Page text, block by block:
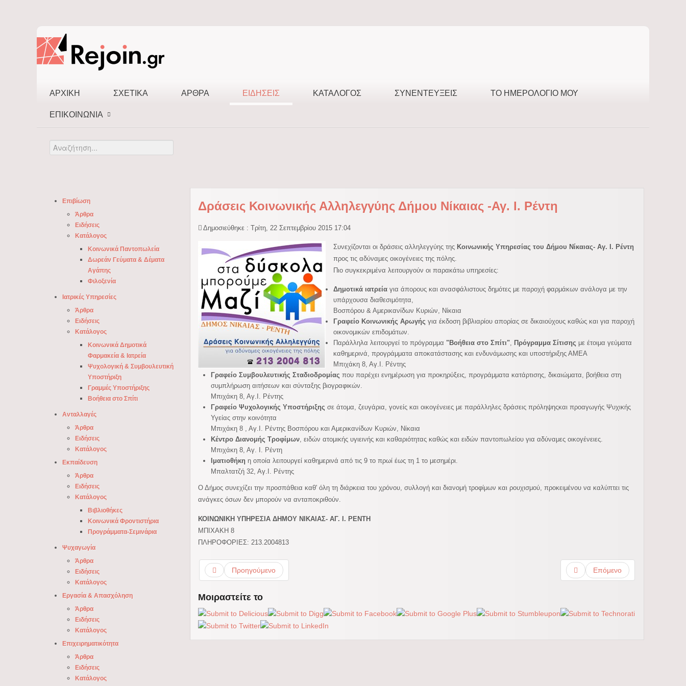
ΑΡΧΙΚΉ ΣΧΕΤΙΚΆ ΆΡΘΡΑ ΕΙΔΉΣΕΙΣ ΚΑΤΆΛΟΓΟΣ ΣΥΝΕΝΤΕΎΞΕΙΣ ΤΟ ΗΜΕΡΟΛΌΓΙΌ ΜΟΥ
ΕΠΙΚΟΙΝΩΝΊΑ
Αναζήτηση...
Δράσεις Κοινωνικής Αλληλεγγύης Δήμου Νίκαιας -Αγ. Ι. Ρέντη
Δημοσιεύθηκε : Τρίτη, 22 Σεπτεμβρίου 2015 17:04
Συνεχίζονται οι δράσεις αλληλεγγύης της Κοινωνικής Υπηρεσίας του Δήμου Νίκαιας- Αγ. Ι. Ρέντη
προς τις αδύναμες οικογένειες της πόλης.
Πιο συγκεκριμένα λειτουργούν οι παρακάτω υπηρεσίες:
Δημοτικά ιατρεία για άπορους και ανασφάλιστους δημότες με παροχή φαρμάκων ανάλογα με την
υπάρχουσα διαθεσιμότητα,
Βοσπόρου & Αμερικανίδων Κυριών, Νίκαια
Γραφείο Κοινωνικής Αρωγής για έκδοση βιβλιαρίου απορίας σε δικαιούχους καθώς και για παροχή
οικονομικών επιδομάτων.
Παράλληλα λειτουργεί το πρόγραμμα "Βοήθεια στο Σπίτι", Πρόγραμμα Σίτισης με έτοιμα γεύματα
καθημερινά, προγράμματα αποκατάστασης και ενδυνάμωσης και υποστήριξης ΑΜΕΑ
Μπιχάκη 8, Αγ.Ι. Ρέντης
Γραφείο Συμβουλευτικής Σταδιοδρομίας που παρέχει ενημέρωση για προκηρύξεις, προγράμματα κατάρτισης, δικαιώματα, βοήθεια στη
συμπλήρωση αιτήσεων και σύνταξης βιογραφικών.
Μπιχάκη 8, Αγ.Ι. Ρέντης
Γραφείο Ψυχολογικής Υποστήριξης σε άτομα, ζευγάρια, γονείς και οικογένειες με παράλληλες δράσεις πρόληψηςκαι προαγωγής Ψυχικής
Υγείας στην κοινότητα
Μπιχάκη 8 , Αγ.Ι. Ρέντης Βοσπόρου και Αμερικανίδων Κυριών, Νίκαια
Κέντρο Διανομής Τροφίμων, ειδών ατομικής υγιεινής και καθαριότητας καθώς και ειδών παντοπωλείου για αδύναμες οικογένειες.
Μπιχάκη 8, Αγ. Ι. Ρέντη
Ιματιοθήκη η οποία λειτουργεί καθημερινά από τις 9 το πρωί έως τη 1 το μεσημέρι.
Μπαλτατζή 32, Αγ.Ι. Ρέντης
Ο Δήμος συνεχίζει την προσπάθεια καθ' όλη τη διάρκεια του χρόνου, συλλογή και διανομή τροφίμων και ρουχισμού, προκειμένου να καλύπτει τις
ανάγκες όσων δεν μπορούν να ανταποκριθούν.
ΚΟΙΝΩΝΙΚΗ ΥΠΗΡΕΣΙΑ ΔΗΜΟΥ ΝΙΚΑΙΑΣ- ΑΓ. Ι. ΡΕΝΤΗ
ΜΠΙΧΑΚΗ 8
ΠΛΗΡΟΦΟΡΙΕΣ: 213.2004813
Προηγούμενο Επόμενο
Μοιραστείτε το
Επιβίωση
Άρθρα
Ειδήσεις
Κατάλογος
Κοινωνικά Παντοπωλεία
Δωρεάν Γεύματα & Δέματα
Αγάπης
Φιλοξενία
Ιατρικές Υπηρεσίες
Άρθρα
Ειδήσεις
Κατάλογος
Κοινωνικά Δημοτικά
Φαρμακεία & Ιατρεία
Ψυχολογική & Συμβουλευτική
Υποστήριξη
Γραμμές Υποστήριξης
Βοήθεια στο Σπίτι
Ανταλλαγές
Άρθρα
Ειδήσεις
Κατάλογος
Εκπαίδευση
Άρθρα
Ειδήσεις
Κατάλογος
Βιβλιοθήκες
Κοινωνικά Φροντιστήρια
Προγράμματα-Σεμινάρια
Ψυχαγωγία
Άρθρα
Ειδήσεις
Κατάλογος
Εργασία & Απασχόληση
Άρθρα
Ειδήσεις
Κατάλογος
Επιχειρηματικότητα
Άρθρα
Ειδήσεις
Κατάλογος